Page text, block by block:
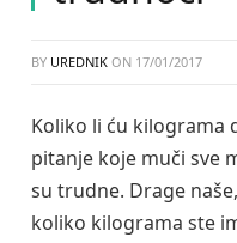
BY UREDNIK ON 17/01/2017
Koliko li ću kilograma
pitanje koje muči sve
su trudne. Drage
koliko kilograma ste